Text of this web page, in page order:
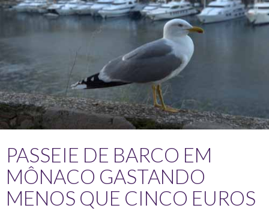
PASSEIE DE BARCO EM
MÔNACO GASTANDO
MENOS QUE CINCO EUROS